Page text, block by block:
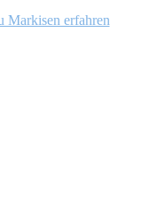
Markisen erfahren